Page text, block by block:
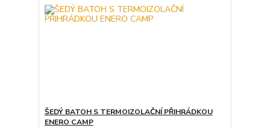
ŠEDÝ BATOH S TERMOIZOLAČNÍ PŘIHRÁDKOU
ENERO CAMP